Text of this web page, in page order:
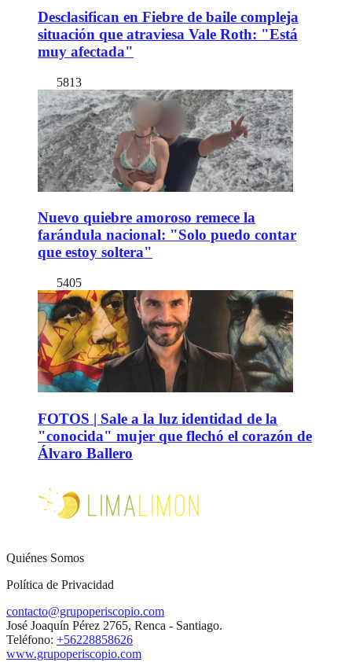
Desclasifican en Fiebre de baile compleja
situación que atraviesa Vale Roth: "Está
muy afectada"
5813
Nuevo quiebre amoroso remece la
farándula nacional: "Solo puedo contar
que estoy soltera"
5405
FOTOS | Sale a la luz identidad de la
"conocida" mujer que flechó el corazón de
Álvaro Ballero
Quiénes Somos
Política de Privacidad
contacto@grupoperiscopio.com
José Joaquín Pérez 2765, Renca - Santiago.
Teléfono: +56228858626
www.grupoperiscopio.com